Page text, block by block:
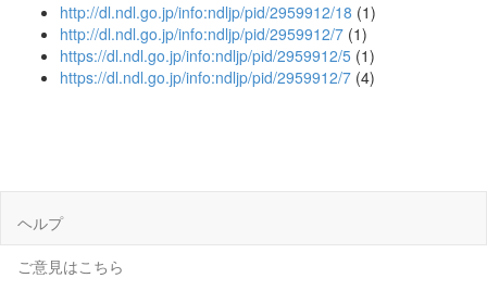
http://dl.ndl.go.jp/info:ndljp/pid/2959912/18 (1)
http://dl.ndl.go.jp/info:ndljp/pid/2959912/7 (1)
https://dl.ndl.go.jp/info:ndljp/pid/2959912/5 (1)
https://dl.ndl.go.jp/info:ndljp/pid/2959912/7 (4)
ヘルプ
ご意見はこちら